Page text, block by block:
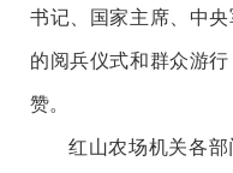
书记、国家主席、中
的阅兵仪式和群众游
赞。
红山农场机关各